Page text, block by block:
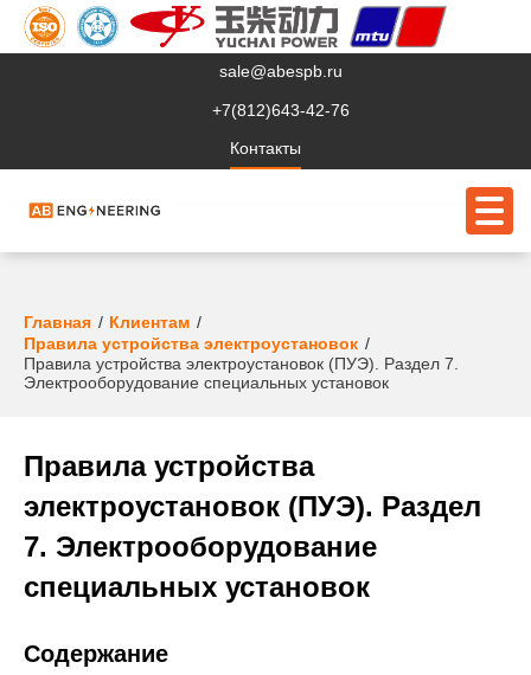
sale@abespb.ru
+7(812)643-42-76
Контакты
О компании
Клиентам
Сервис
Судовое ЭО
Проекты
Главная
Клиентам
Правила устройства электроустановок
Правила устройства электроустановок (ПУЭ). Раздел 7.
Электрооборудование специальных установок
Правила устройства
электроустановок (ПУЭ). Раздел
7. Электрооборудование
специальных установок
Содержание